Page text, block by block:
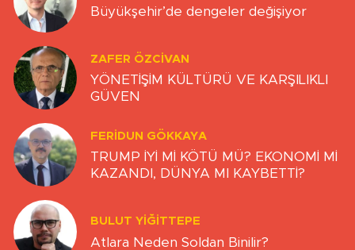
Büyükşehir’de dengeler değişiyor
ZAFER ÖZCIVAN
YÖNETİŞİM KÜLTÜRÜ VE KARŞILIKLI
GÜVEN
FERIDUN GÖKKAYA
TRUMP İYİ Mİ KÖTÜ MÜ? EKONOMİ Mİ
KAZANDI, DÜNYA MI KAYBETTİ?
BULUT YİĞİTTEPE
Atlara Neden Soldan Binilir?